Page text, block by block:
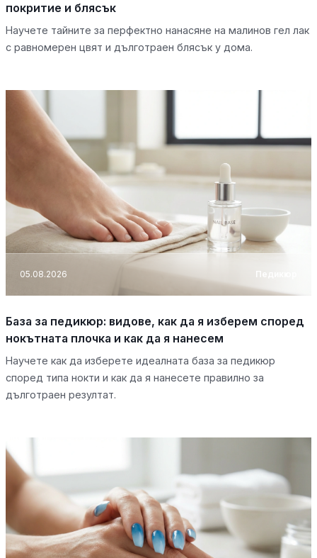
покритие и блясък
Научете тайните за перфектно нанасяне на малинов гел лак
с равномерен цвят и дълготраен блясък у дома.
05.08.2026 Педикюр
База за педикюр: видове, как да я изберем според
нокътната плочка и как да я нанесем
Научете как да изберете идеалната база за педикюр
според типа нокти и как да я нанесете правилно за
дълготраен резултат.